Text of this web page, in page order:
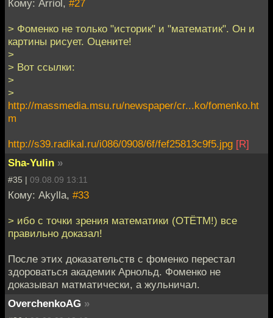
Кому: Arriol, #27
> Фоменко не только "историк" и "математик". Он и
картины рисует. Оцените!
>
> Вот ссылки:
>
>
http://massmedia.msu.ru/newspaper/cr...ko/fomenko.ht
m
http://s39.radikal.ru/i086/0908/6f/fef25813c9f5.jpg [R]
Sha-Yulin »
#35 | 09.08.09 13:11
Кому: Akylla, #33
> ибо с точки зрения математики (ОТЁТМ!) все
правильно доказал!
После этих доказательств с фоменко перестал
здороваться академик Арнольд. Фоменко не
доказывал матматически, а жульничал.
OverchenkoAG »